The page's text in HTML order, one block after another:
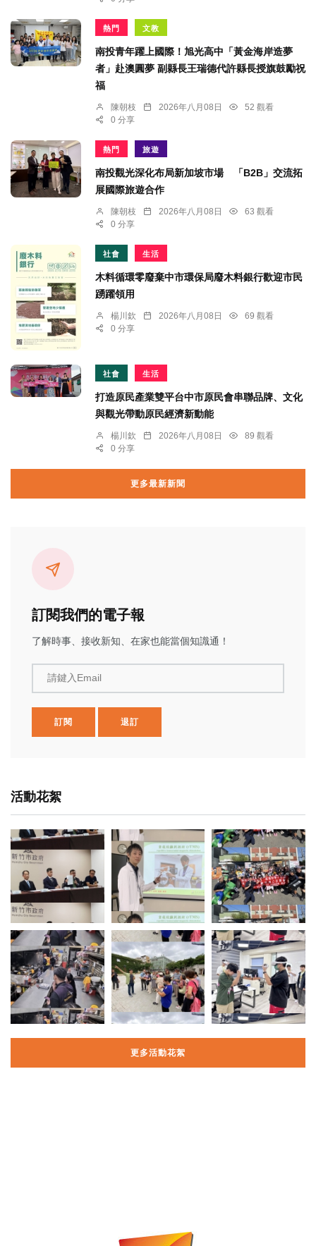
熱門 文教
南投青年躍上國際！旭光高中「黃金海岸造夢
者」赴澳圓夢 副縣長王瑞德代許縣長授旗鼓勵祝
福
陳朝枝 2026年八月08日
52 觀看
0 分享
熱門 旅遊
南投觀光深化布局新加坡市場 「B2B」交流拓
展國際旅遊合作
陳朝枝 2026年八月08日
63 觀看
0 分享
社會 生活
木料循環零廢棄中市環保局廢木料銀行歡迎市民
踴躍領用
楊川欽 2026年八月08日
69 觀看
0 分享
社會 生活
打造原民產業雙平台中市原民會串聯品牌、文化
與觀光帶動原民經濟新動能
楊川欽 2026年八月08日
89 觀看
0 分享
更多最新新聞
訂閱我們的電子報
了解時事、接收新知、在家也能當個知識通！
請鍵入Email
訂閱 退訂
活動花絮
更多活動花絮